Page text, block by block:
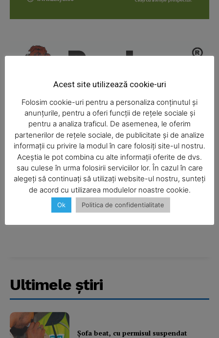
News Week
SUBSCRIBE NOW
Company
Ultimele ştiri
Şofa beat, cu permisul suspendat
Acest site utilizează cookie-uri
Folosim cookie-uri pentru a personaliza conținutul și
anunțurile, pentru a oferi funcții de rețele sociale și
pentru a analiza traficul. De asemenea, le oferim
partenerilor de rețele sociale, de publicitate și de analize
informații cu privire la modul în care folosiți site-ul nostru.
Aceștia le pot combina cu alte informații oferite de dvs.
sau culese în urma folosirii serviciilor lor. În cazul în care
alegeți să continuați să utilizați website-ul nostru, sunteți
de acord cu utilizarea modulelor noastre cookie.
Ok Politica de confidentialitate